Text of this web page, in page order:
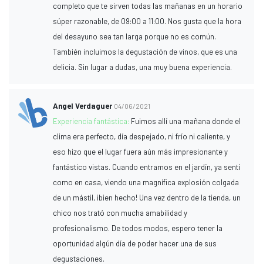
completo que te sirven todas las mañanas en un horario
súper razonable, de 09:00 a 11:00. Nos gusta que la hora
del desayuno sea tan larga porque no es común.
También incluimos la degustación de vinos, que es una
delicia. Sin lugar a dudas, una muy buena experiencia.
Angel Verdaguer 04/06/2021
Experiencia fantástica: Fuimos allí una mañana donde el
clima era perfecto, día despejado, ni frío ni caliente, y
eso hizo que el lugar fuera aún más impresionante y
fantástico vistas. Cuando entramos en el jardín, ya sentí
como en casa, viendo una magnífica explosión colgada
de un mástil, ¡bien hecho! Una vez dentro de la tienda, un
chico nos trató con mucha amabilidad y
profesionalismo. De todos modos, espero tener la
oportunidad algún día de poder hacer una de sus
degustaciones.